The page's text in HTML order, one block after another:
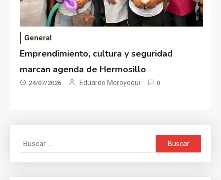
General
Emprendimiento, cultura y seguridad
marcan agenda de Hermosillo
24/07/2026 Eduardo Moroyoqui 0
Buscar: